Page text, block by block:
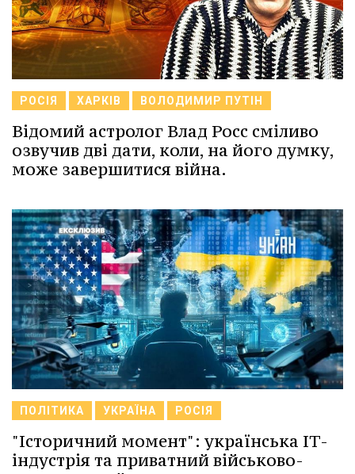
РОСІЯ ХАРКІВ ВОЛОДИМИР ПУТІН
Відомий астролог Влад Росс сміливо
озвучив дві дати, коли, на його думку,
може завершитися війна.
ПОЛІТИКА УКРАЇНА РОСІЯ
"Історичний момент": українська ІТ-
індустрія та приватний військово-